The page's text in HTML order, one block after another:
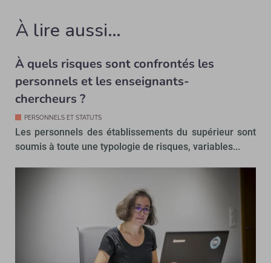
À lire aussi…
À quels risques sont confrontés les
personnels et les enseignants-
chercheurs ?
PERSONNELS ET STATUTS
Les personnels des établissements du supérieur sont
soumis à toute une typologie de risques, variables...